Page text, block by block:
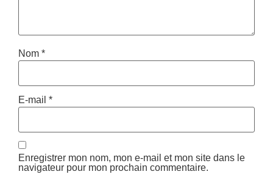
Nom *
E-mail *
Enregistrer mon nom, mon e-mail et mon site dans le
navigateur pour mon prochain commentaire.